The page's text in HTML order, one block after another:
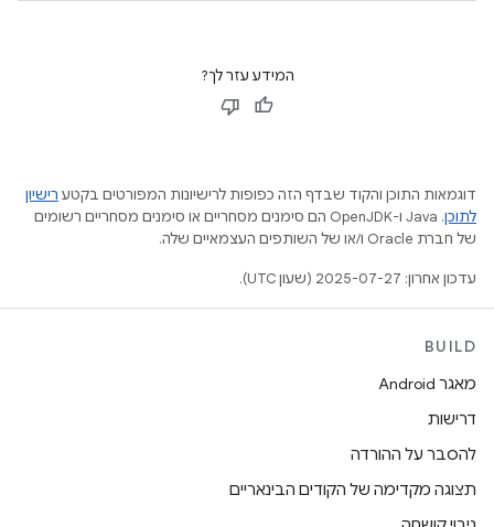
המידע עזר לך?
דוגמאות התוכן והקוד שבדף הזה כפופות לרישיונות המפורטים בקטע רישיון
לתוכן
.‏ Java ו-OpenJDK הם סימנים מסחריים או סימנים מסחריים רשומים
של חברת Oracle ו/או של השותפים העצמאיים שלה.
עדכון אחרון: 2025-07-27 (שעון UTC).
BUILD
מאגר Android
דרישות
להסבר על ההורדה
תצוגה מקדימה של הקודים הבינאריים